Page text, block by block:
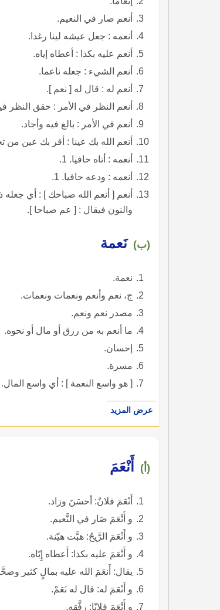
أنعم صار في النعيم.
أنعمه : جعل عيشه لينا رغدا.
أنعم عليه بكذا : أعطاه إياه.
أنعم الشيء : جعله ناعما.
أنعم له : قال له [ نعم ].
أنعم النظر في الأمر : حقق النظر
أنعم في الأمر : بالغ فيه وأجاد.
أنعم الله بك عينا : أقر بك عين
أنعمه : أتاه حافيا. 1.
أنعمه : ودعه حافيا. 1.
أنعم [ أنعم الله صباحك ] : أي
والنون فيقال : [ عم صباحا ].
(ب) نَعمة
نعمة.
ج، نعم وأنعم ونعمات ونعمات.
مصدر نعم ونعم.
ما أنعم به من رزق أو مال أو نحوه.
إحسان.
مسرة.
[ هو واسع النعمة ] : أي واسع المال.
عرض المزيد
(أ) أَنْعَمَ
أَنْعَمَ فلانٌ: أحسَنَ وزاد.
و أَنْعَمَ صَار في النَّعيم.
و أَنْعَمَ الرَّيحُ: هبَّت هيّنة.
و أَنْعَمَ عليه بكذا: أَعطاه إِيّاه.
يقال: أَنعَمَ الله عليه بمالٍ كثير
و أَنْعَمَ له: قال له نَعَمْ.
و أَنْعَمَ فلانًا: رفَّهَه.